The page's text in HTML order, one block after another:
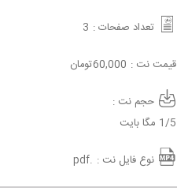
تعداد صفحات : 3
قیمت نت : 60,000تومان
حجم نت :
1/5 مگا بایت
نوع فایل نت : .pdf